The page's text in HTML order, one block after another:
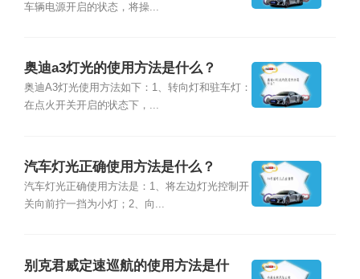
车辆电源开启的状态，将操...
奥迪a3灯光的使用方法是什么？
奥迪A3灯光使用方法如下：1、转向灯和驻车灯：
在点火开关开启的状态下，...
汽车灯光正确使用方法是什么？
汽车灯光正确使用方法是：1、将左边灯光控制开
关向前拧一挡为小灯；2、向...
别克君威定速巡航的使用方法是什